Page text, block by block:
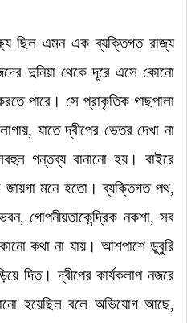
ছিল এমন এক ব্যক্তিগত রাজ্য
দুনিয়া থেকে দূরে এসে কোনো
পারে । সে প্রাকৃতিক গাছপালা
যাতে দ্বীপের ভেতর দেখা না
গন্তব্য বানানো হয়। বাইরে
জায়গা মনে হতো।ব্যক্তিগত পথ,
গোপনীয়তাকেন্দ্রিক নকশা, সব
কথা না যায়। আশপাশে ডুবুরি
দিত।দ্বীপের কার্যকলাপ নজরে
হয়েছিল বলে অভিযোগ আছে,